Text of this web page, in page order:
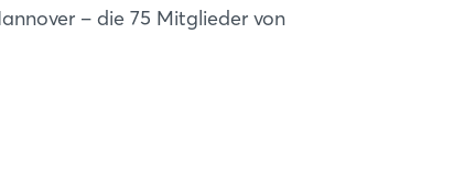
– die 75 Mitglieder von